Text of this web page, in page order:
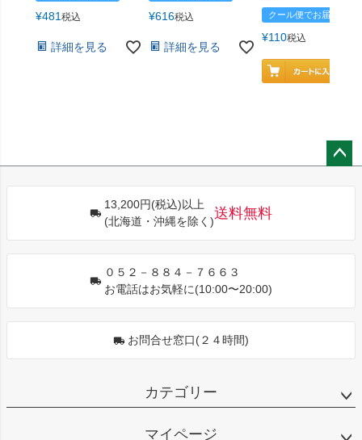
¥481 税込
詳細を見る
¥616税込
詳細を見る
クール便でお届け
¥110税込
13,200円(税込)以上
(北海道・沖縄を除く)
送料無料
０５２－８８４－７６６３
お電話はお気軽に(10:00〜20:00)
お問合せ窓口(２４時間)
カテゴリー
マイページ